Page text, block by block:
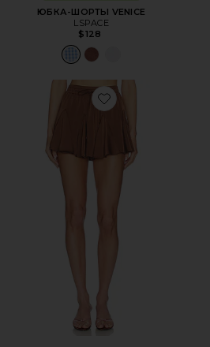
ЮБКА-ШОРТЫ VENICE
LSPACE
$128
Favorite ШОРТЫ RIDLEY